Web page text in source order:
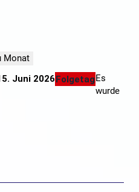
Monat
Juni 2026 Folgetag Es
wurde